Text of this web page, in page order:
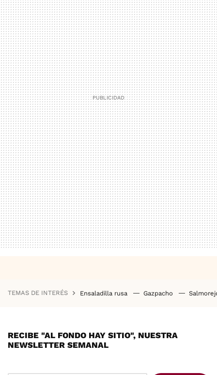
TEMAS DE INTERÉS Ensaladilla rusa Gazpacho
RECIBE "AL FONDO HAY SITIO", NUESTRA
NEWSLETTER SEMANAL